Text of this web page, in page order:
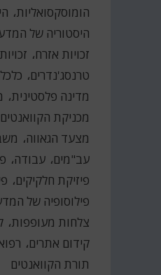
הומוסקסואליות
היסטוריה של
זכויות אזרח
טרנסג'נדרים
מדינה פלסטינית
מכניקת הקוואנטים
מצעד הגאווה
עב"מים עבודה
פיזיקת חלקיקים
פילוסופיה של
צלחות מעופפות
קידום אתרים
תורת הקוואנטים